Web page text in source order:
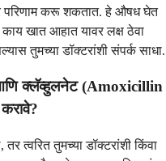
परिणाम करू शकतात. हे औषध घेत
खात आहात यावर लक्ष ठेवा
तुमच्या डॉक्टरांशी संपर्क साधा.
क्लॅव्हुलनेट (Amoxicillin
त्वरित तुमच्या डॉक्टरांशी किंवा